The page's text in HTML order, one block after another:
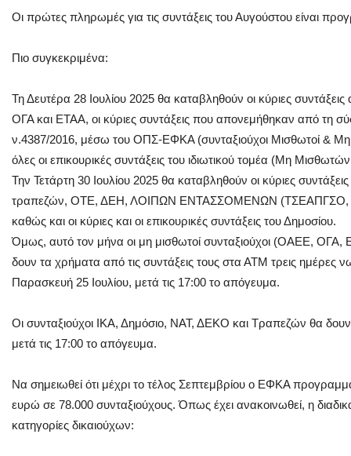
Οι πρώτες πληρωμές για τις συντάξεις του Αυγούστου είναι
Πιο συγκεκριμένα:
Τη Δευτέρα 28 Ιουλίου 2025 θα καταβληθούν οι κύριες
ΟΓΑ και ΕΤΑΑ, οι κύριες συντάξεις που απονεμήθηκαν από τη
ν.4387/2016, μέσω του ΟΠΣ-ΕΦΚΑ (συνταξιούχοι Μισθωτοί & Μη
όλες οι επικουρικές συντάξεις του ιδιωτικού τομέα (Μη
Την Τετάρτη 30 Ιουλίου 2025 θα καταβληθούν οι κύριες
τραπεζών, ΟΤΕ, ΔΕΗ, ΛΟΙΠΩΝ ΕΝΤΑΣΣΟΜΕΝΩΝ
καθώς και οι κύριες και οι επικουρικές συντάξεις του Δημοσίου.
Όμως, αυτό τον μήνα οι μη μισθωτοί συνταξιούχοι (ΟΑΕΕ, ΟΓΑ,
δουν τα χρήματα από τις συντάξεις τους στα ΑΤΜ τρεις ημέρες
Παρασκευή 25 Ιουλίου, μετά τις 17:00 το απόγευμα.
Οι συνταξιούχοι ΙΚΑ, Δημόσιο, ΝΑΤ, ΔΕΚΟ και Τραπεζών θα
μετά τις 17:00 το απόγευμα.
Να σημειωθεί ότι μέχρι το τέλος Σεπτεμβρίου ο ΕΦΚΑ
ευρώ σε 78.000 συνταξιούχους. Όπως έχει ανακοινωθεί, η
κατηγορίες δικαιούχων: